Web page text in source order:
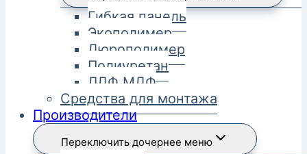
Гибкая панель
Экополимер
Дюрополимер
Полиуретан
ЛДФ МДФ
Средства для монтажа
Производители
Переключить дочернее меню